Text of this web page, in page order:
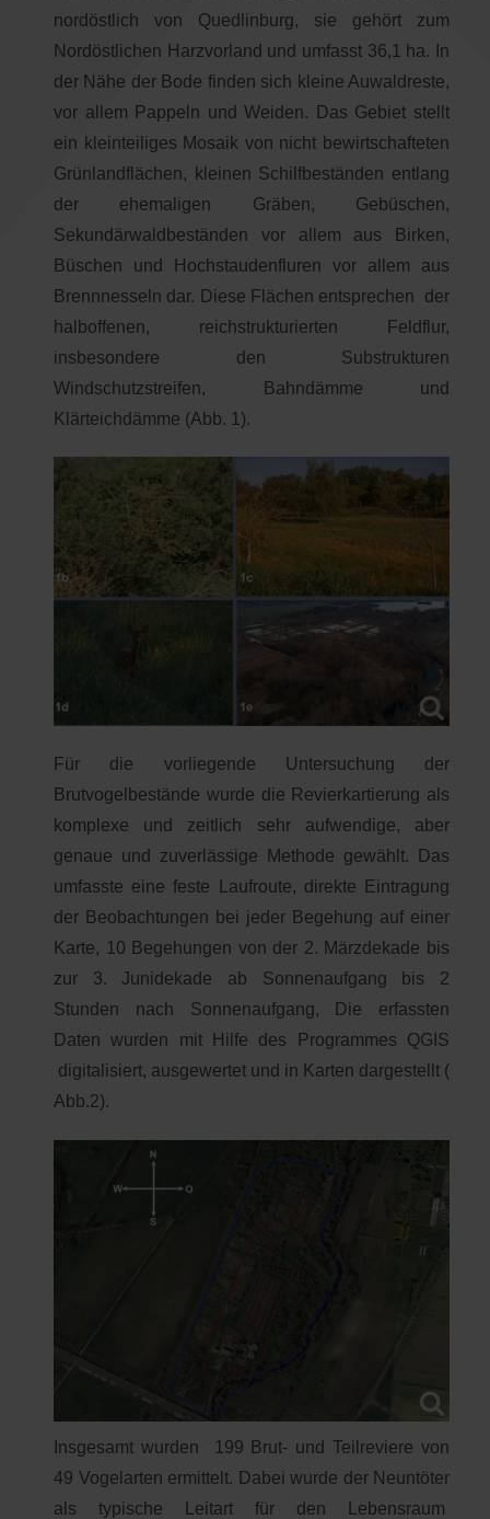
nordöstlich von Quedlinburg, sie gehört zum
Nordöstlichen Harzvorland und umfasst 36,1 ha. In
der Nähe der Bode finden sich kleine Auwaldreste,
vor allem Pappeln und Weiden. Das Gebiet stellt
ein kleinteiliges Mosaik von nicht bewirtschafteten
Grünlandflächen, kleinen Schilfbeständen entlang
der ehemaligen Gräben, Gebüschen,
Sekundärwaldbeständen vor allem aus Birken,
Büschen und Hochstaudenfluren vor allem aus
Brennnesseln dar. Diese Flächen entsprechen der
halboffenen, reichstrukturierten Feldflur,
insbesondere den Substrukturen
Windschutzstreifen, Bahndämme und
Klärteichdämme (Abb. 1).
Für die vorliegende Untersuchung der
Brutvogelbestände wurde die Revierkartierung als
komplexe und zeitlich sehr aufwendige, aber
genaue und zuverlässige Methode gewählt. Das
umfasste eine feste Laufroute, direkte Eintragung
der Beobachtungen bei jeder Begehung auf einer
Karte, 10 Begehungen von der 2. Märzdekade bis
zur 3. Junidekade ab Sonnenaufgang bis 2
Stunden nach Sonnenaufgang, Die erfassten
Daten wurden mit Hilfe des Programmes QGIS
digitalisiert, ausgewertet und in Karten dargestellt (
Abb.2).
Insgesamt wurden 199 Brut- und Teilreviere von
49 Vogelarten ermittelt. Dabei wurde der Neuntöter
als typische Leitart für den Lebensraum